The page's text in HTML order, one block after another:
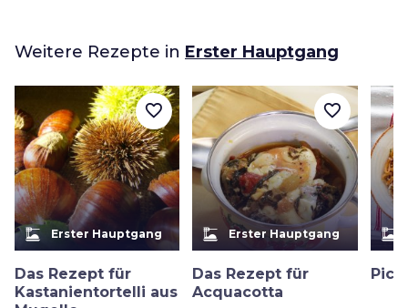
Weitere Rezepte in Erster Hauptgang
dinner_dining Erster Hauptgang
Das Rezept für
Kastanientortelli aus
favorite_border
dinner_dining Erster Hauptgang
Das Rezept für
Acquacotta
favorite_border
dinner_dining
Pici